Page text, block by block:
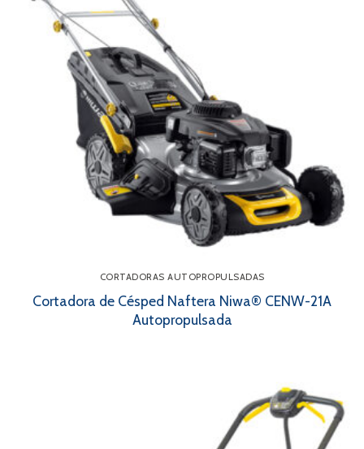
CORTADORAS AUTOPROPULSADAS
Cortadora de Césped Naftera Niwa® CENW-21A
Autopropulsada